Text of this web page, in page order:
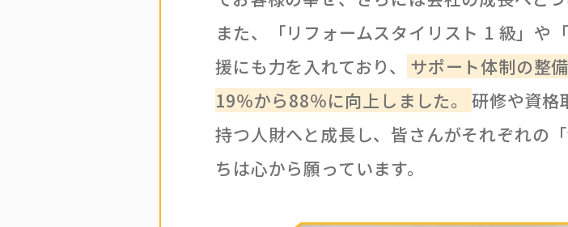
また、「リフォームスタイリスト 1 級」や
援にも力を入れており、
サポート体制の整
19％から88％に向上しました。
研修や資格
持つ人財へと成長し、皆さんがそれぞれの
ちは心から願っています。